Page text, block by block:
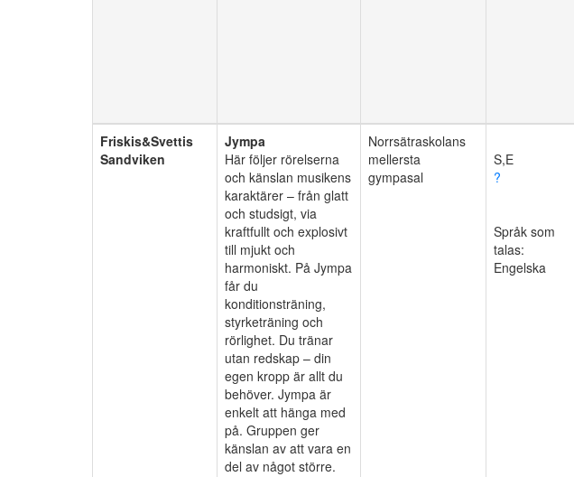
Friskis&Svettis
Sandviken
Jympa
Här följer rörelserna
och känslan musikens
karaktärer – från glatt
och studsigt, via
kraftfullt och explosivt
till mjukt och
harmoniskt. På Jympa
får du
konditionsträning,
styrketräning och
rörlighet. Du tränar
utan redskap – din
egen kropp är allt du
behöver. Jympa är
enkelt att hänga med
på. Gruppen ger
känslan av att vara en
del av något större.
Norrsätraskolans
mellersta
gympasal
?
Språk som
talas:
Engelska